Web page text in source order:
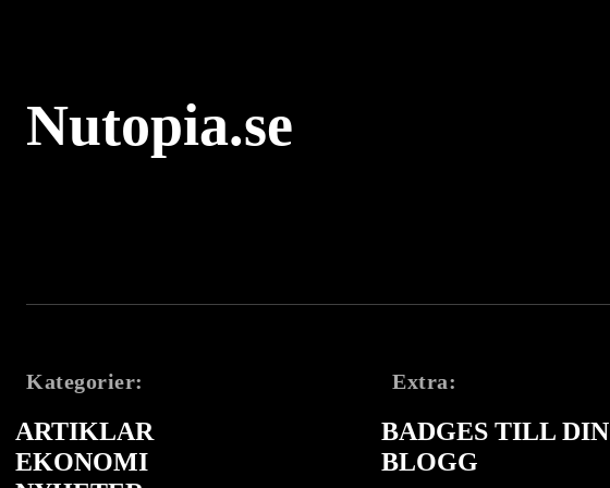
Nutopia.se
Kategorier:
ARTIKLAR
EKONOMI
Extra:
BADGES TILL DIN
BLOGG